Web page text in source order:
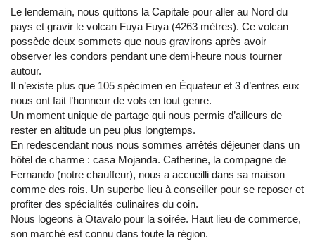
Le lendemain, nous quittons la Capitale pour aller au Nord du
pays et gravir le volcan Fuya Fuya (4263 mètres). Ce volcan
possède deux sommets que nous gravirons après avoir
observer les condors pendant une demi-heure nous tourner
autour.
Il n’existe plus que 105 spécimen en Équateur et 3 d’entres eux
nous ont fait l’honneur de vols en tout genre.
Un moment unique de partage qui nous permis d’ailleurs de
rester en altitude un peu plus longtemps.
En redescendant nous nous sommes arrêtés déjeuner dans un
hôtel de charme : casa Mojanda. Catherine, la compagne de
Fernando (notre chauffeur), nous a accueilli dans sa maison
comme des rois. Un superbe lieu à conseiller pour se reposer et
profiter des spécialités culinaires du coin.
Nous logeons à Otavalo pour la soirée. Haut lieu de commerce,
son marché est connu dans toute la région.